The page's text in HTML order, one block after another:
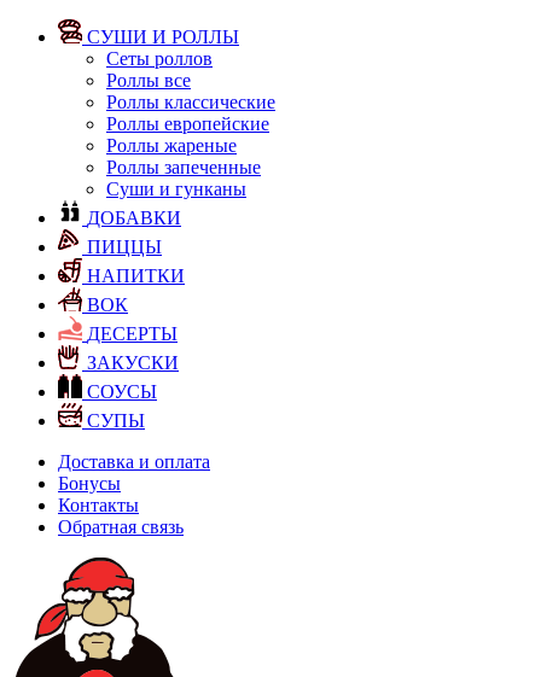
СУШИ И РОЛЛЫ
Сеты роллов
Роллы все
Роллы классические
Роллы европейские
Роллы жареные
Роллы запеченные
Суши и гунканы
ДОБАВКИ
ПИЦЦЫ
НАПИТКИ
ВОК
ДЕСЕРТЫ
ЗАКУСКИ
СОУСЫ
СУПЫ
Доставка и оплата
Бонусы
Контакты
Обратная связь